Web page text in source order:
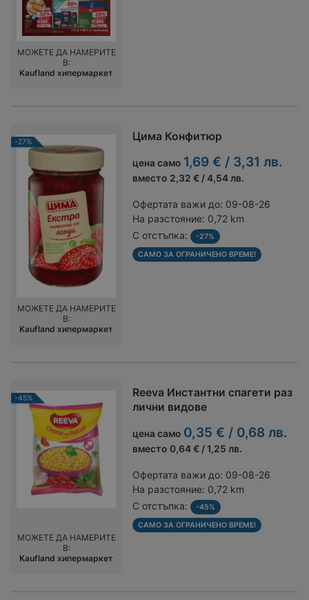
МОЖЕТЕ ДА НАМЕРИТЕ
В:
Kaufland хипермаркет
-27% Цима Конфитюр
цена само 1,69 € / 3,31 лв.
вместо 2,32 € / 4,54 лв.
Офертата важи до: 09-08-26
На разстояние: 0,72 km
С отстъпка:
-27%
САМО ЗА ОГРАНИЧЕНО ВРЕМЕ!
МОЖЕТЕ ДА НАМЕРИТЕ
В:
Kaufland хипермаркет
-45%
Reeva Инстантни спагети раз
лични видове
цена само 0,35 € / 0,68 лв.
вместо 0,64 € / 1,25 лв.
Офертата важи до: 09-08-26
На разстояние: 0,72 km
С отстъпка:
-45%
САМО ЗА ОГРАНИЧЕНО ВРЕМЕ!
МОЖЕТЕ ДА НАМЕРИТЕ
В:
Kaufland хипермаркет